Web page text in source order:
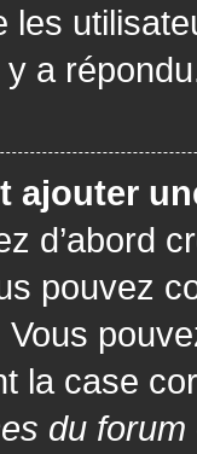
les
y a
ajouter
d’abord
pouvez
Vous
la case
du